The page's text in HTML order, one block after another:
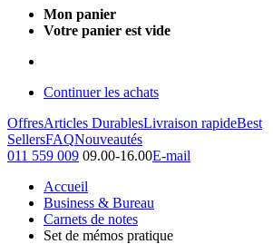
Mon panier
Votre panier est vide
Continuer les achats
OffresArticles DurablesLivraison rapideBest
SellersFAQNouveautés
011 559 009 09.00-16.00E-mail
Accueil
Business & Bureau
Carnets de notes
Set de mémos pratique